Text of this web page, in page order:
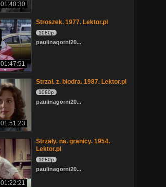
01:40:30
01:47:51
Stroszek. 1977. Lektor.pl
1080p
paulinagorni20...
01:51:23
Strzał. z. biodra. 1987. Lektor.pl
1080p
paulinagorni20...
01:22:21
Strzały. na. granicy. 1954.
Lektor.pl
1080p
paulinagorni20...